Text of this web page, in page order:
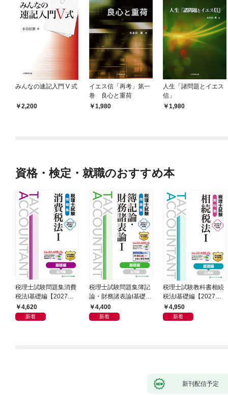
みんなの速記入門 V 式
2,200
イエス信「再考」第一
巻 良心と重荷
1,980
人生「諸問題とイエス
信」
1,980
資格・検定・就職のおすすめ本
税理士試験問題集消費
税法Ⅰ基礎編【2027年
度版】
4,620
新着
税理士試験問題集簿記
論・財務諸表論Ⅰ基礎編
【2027年度版】
4,400
新着
税理士試験教科書相続
税法Ⅰ基礎編【2027年
度版】
4,950
新着
新刊配信予定